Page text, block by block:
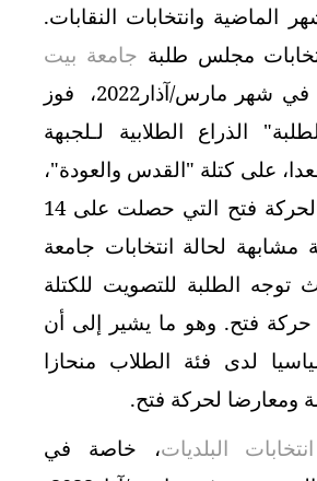
الماضية وانتخابات النقابات.
مجلس طلبة جامعة بيت
التي جرت في شهر مارس/آذار2022، فوز
الذراع الطلابية لـلجبهة
بـ17 مقعدا، على كتلة "القدس والعودة"،
الذراع الطلابية لحركة فتح التي حصلت على 14
مشابهة لحالة انتخابات جامعة
الطلبة للتصويت للكتلة
حركة فتح. وهو ما يشير إلى أن
لدى فئة الطلاب منحازا
ومعارضا لحركة فتح.
انتخابات البلديات، خاصة في